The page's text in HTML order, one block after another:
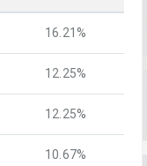
16.21%
12.25%
12.25%
10.67%